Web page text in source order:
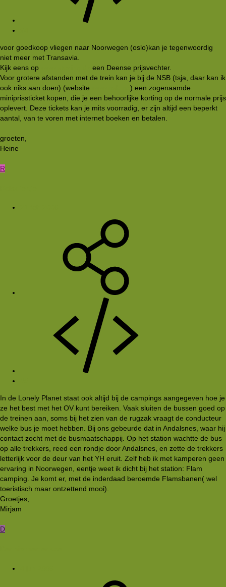
voor goedkoop vliegen naar Noorwegen (oslo)kan je tegenwoordig
niet meer met Transavia.
Kijk eens op
een Deense prijsvechter.
Voor grotere afstanden met de trein kan je bij de NSB (tsja, daar kan ik
ook niks aan doen) (website
) een zogenaamde
miniprissticket kopen, die je een behoorlijke korting op de normale prijs
oplevert. Deze tickets kan je mits voorradig, er zijn altijd een beperkt
aantal, van te voren met internet boeken en betalen.
groeten,
Heine
R
In de Lonely Planet staat ook altijd bij de campings aangegeven hoe je
ze het best met het OV kunt bereiken. Vaak sluiten de bussen goed op
de treinen aan, soms bij het zien van de rugzak vraagt de conducteur
welke bus je moet hebben. Bij ons gebeurde dat in Andalsnes, waar hij
contact zocht met de busmaatschappij. Op het station wachtte de bus
op alle trekkers, reed een rondje door Andalsnes, en zette de trekkers
letterlijk voor de deur van het YH eruit. Zelf heb ik met kamperen geen
ervaring in Noorwegen, eentje weet ik dicht bij het station: Flam
camping. Je komt er, met de inderdaad beroemde Flamsbanen( wel
toeristisch maar ontzettend mooi).
Groetjes,
Mirjam
D